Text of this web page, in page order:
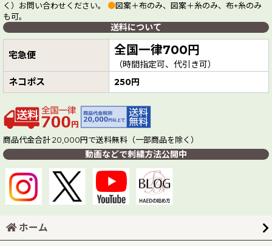
く）お問い合わせください。 ●図案＋布のみ、図案＋糸のみ、布+糸のみ
も可。
送料について
宅急便 全国一律700円
（時間指定可、代引き可）
ネコポス 250円
商品代金合計 20,000円で送料無料（一部商品を除く）
動画などで刺繍方法公開中
ホーム